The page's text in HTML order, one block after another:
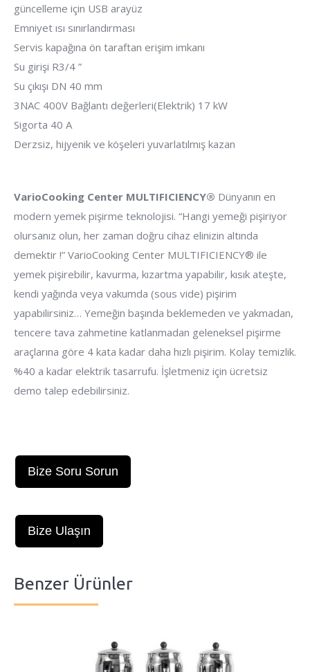
güncelleme için USB arayüz
Emniyet ısı sınırlandırması
Servis kapağına ön taraftan erişim imkanı
Su girişi R3/4 ”
Su çıkışı DN 40 mm
3NAC 400V Bağlantı değerleri(Elektrik) 17 kW
Sigorta 40 A
Derzsiz, hijyenik ve köşeleri yuvarlatılmış kazan
VarioCooking Center MULTIFICIENCY® Dünyanın en
modern yemek pişirme teknolojisi. “Hangi yemeği pişiriyor
olursanız olun, her zaman doğru cihaz elinizin altında
demektir !” VarioCooking Center MULTIFICIENCY® ile
yemek pişirebilir, kavurma, kızartma yapabilir, kısık ateşte,
kendi yağında veya vakumda (sous vide) pişirim
yapabilirsiniz… Yemeğin başında beklemeden ve yakmadan,
tencere tava zahmetine katlanmadan geleneksel pişirme
araçlarına göre 4 kata kadar daha hızlı pişirim. Kolay temizlik.
%40 a kadar elektrik tasarrufu. İşletmeniz için ücretsiz
demo talep edebilirsiniz.
Bize Soru Sorun
Bize Ulaşın
Benzer Ürünler